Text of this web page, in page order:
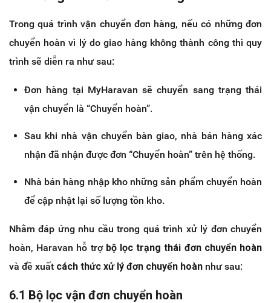
Trong quá trình vận chuyển đơn hàng, nếu có những đơn
chuyển hoàn vì lý do giao hàng không thành công thì quy
trình sẽ diễn ra như sau:
Đơn hàng tại MyHaravan sẽ chuyển sang trạng thái
vận chuyển là “Chuyển hoàn”.
Sau khi nhà vận chuyển bàn giao, nhà bán hàng xác
nhận đã nhận được đơn “Chuyển hoàn” trên hệ thống.
Nhà bán hàng nhập kho những sản phẩm chuyển hoàn
để cập nhật lại số lượng tồn kho.
Nhằm đáp ứng nhu cầu trong quá trình xử lý đơn chuyển
hoàn, Haravan hỗ trợbộ lọc trạng thái đơn chuyển hoàn
và đề xuất cách thức xử lý đơn chuyển hoàn như sau:
6.1 Bộ lọc vận đơn chuyển hoàn